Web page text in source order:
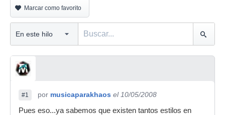
Marcar como favorito
#1 por musicaparakhaos el 10/05/2008
Pues eso...ya sabemos que existen tantos estilos en